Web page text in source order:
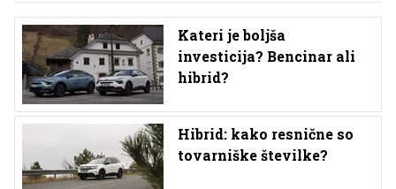
Kateri je boljša
investicija? Bencinar ali
hibrid?
Hibrid: kako resnične so
tovarniške številke?